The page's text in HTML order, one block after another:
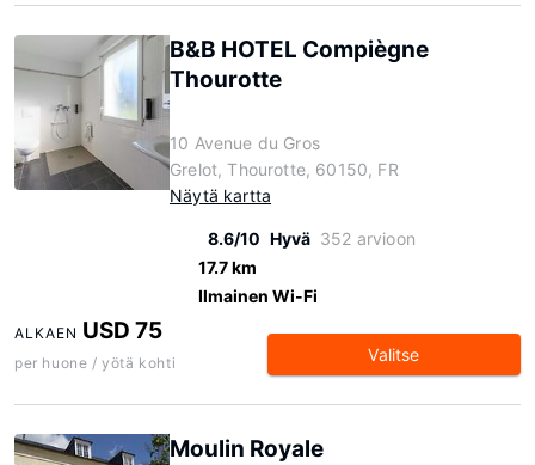
B&B HOTEL Compiègne
Thourotte
10 Avenue du Gros
Grelot, Thourotte, 60150, FR
Näytä kartta
8.6/10 Hyvä 352 arvioon
17.7 km
Ilmainen Wi-Fi
ALKAEN USD 75
per huone / yötä kohti Valitse
Moulin Royale